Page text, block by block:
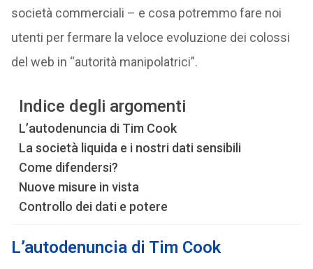
società commerciali – e cosa potremmo fare noi
utenti per fermare la veloce evoluzione dei colossi
del web in “autorità manipolatrici”.
Indice degli argomenti
L’autodenuncia di Tim Cook
La società liquida e i nostri dati sensibili
Come difendersi?
Nuove misure in vista
Controllo dei dati e potere
L’autodenuncia di Tim Cook